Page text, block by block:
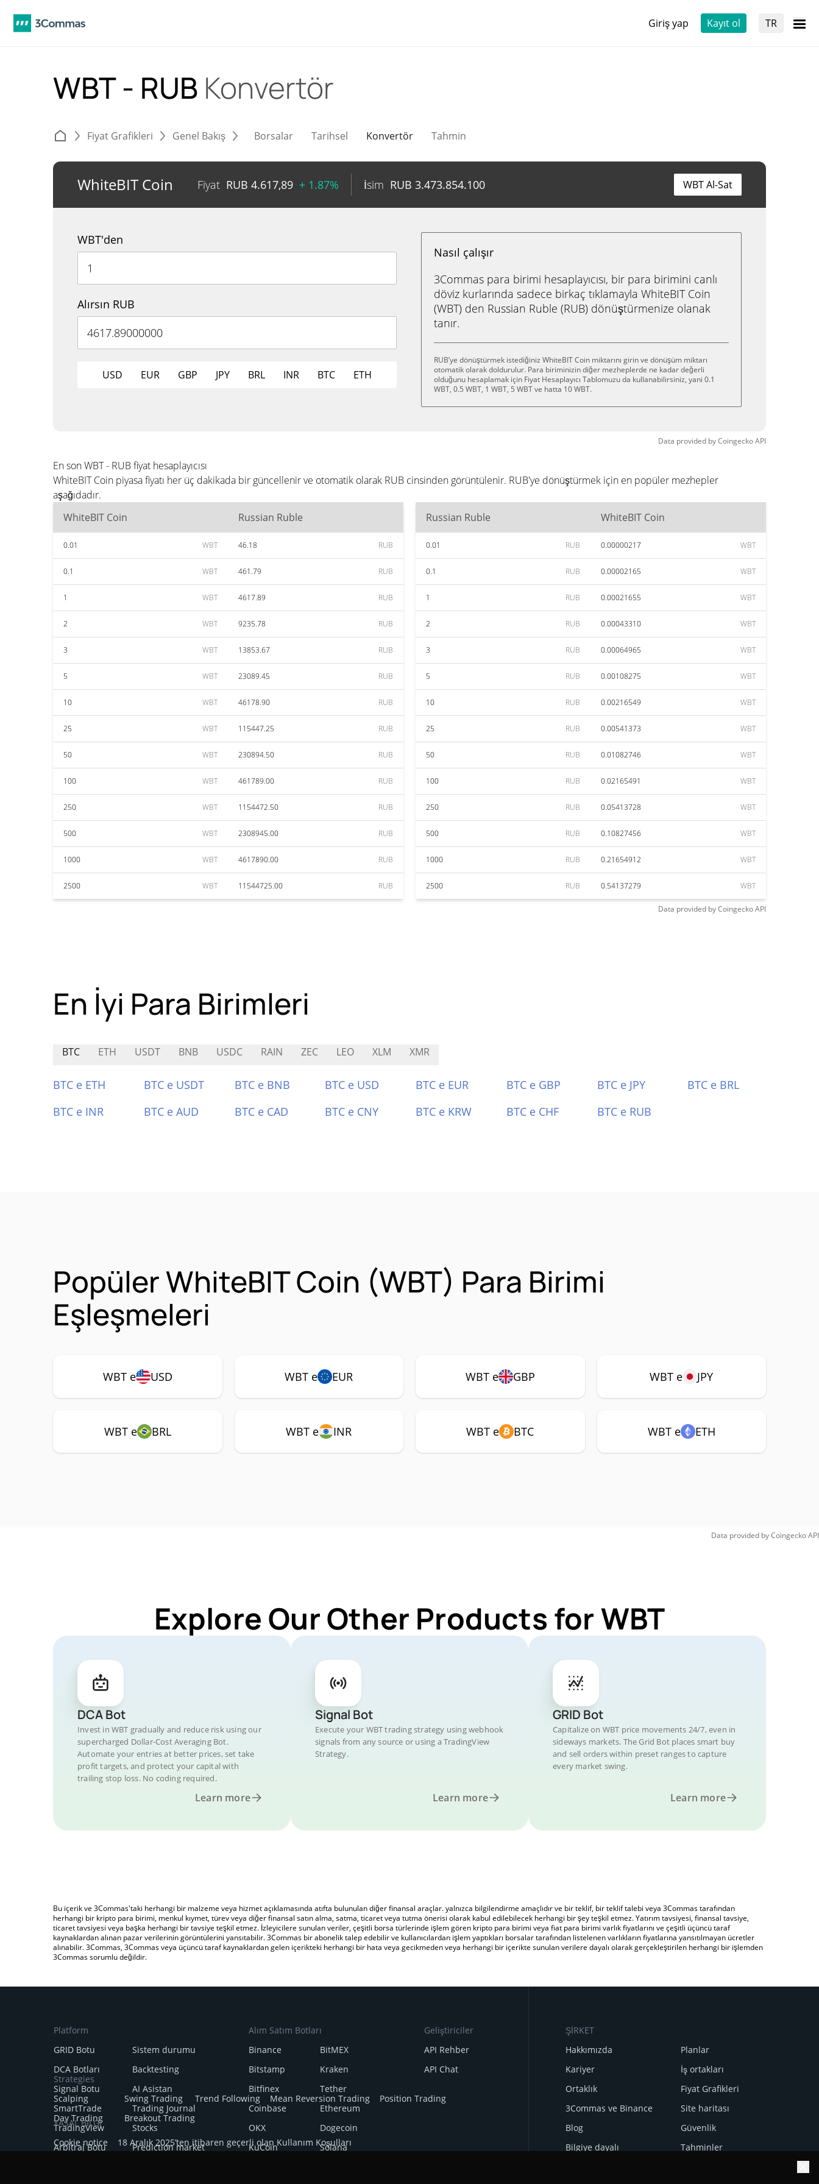
Giriş yap Kayıt ol TR
WBT - RUB Konvertör
Fiyat Grafikleri Genel Bakış Borsalar Tarihsel Konvertör Tahmin
WhiteBIT Coin Fiyat RUB 4.617,89 + 1.87% İsim RUB 3.473.854.100 WBT Al-Sat
WBT'den
Alırsın RUB
USD EUR GBP JPY BRL INR BTC ETH
Nasıl çalışır
3Commas para birimi hesaplayıcısı, bir para birimini canlı
döviz kurlarında sadece birkaç tıklamayla WhiteBIT Coin
(WBT) den Russian Ruble (RUB) dönüştürmenize olanak
tanır.
RUB’ye dönüştürmek istediğiniz WhiteBIT Coin miktarını girin ve dönüşüm miktarı
otomatik olarak doldurulur. Para biriminizin diğer mezheplerde ne kadar değerli
olduğunu hesaplamak için Fiyat Hesaplayıcı Tablomuzu da kullanabilirsiniz, yani 0.1
WBT, 0.5 WBT, 1 WBT, 5 WBT ve hatta 10 WBT.
Data provided byCoingeckoAPI
En son WBT - RUB fiyat hesaplayıcısı
WhiteBIT Coin piyasa fiyatı her üç dakikada bir güncellenir ve otomatik olarak RUB cinsinden görüntülenir. RUB'ye dönüştürmek için en popüler mezhepler
aşağıdadır.
WhiteBIT Coin
Russian Ruble
0.01 WBT 46.18 RUB
0.1 WBT 461.79 RUB
1 WBT 4617.89 RUB
2 WBT 9235.78 RUB
3 WBT 13853.67 RUB
5 WBT 23089.45 RUB
10 WBT 46178.90 RUB
25 WBT 115447.25 RUB
50 WBT 230894.50 RUB
100 WBT 461789.00 RUB
250 WBT 1154472.50 RUB
500 WBT 2308945.00 RUB
1000 WBT 4617890.00 RUB
2500 WBT 11544725.00 RUB
Russian Ruble WhiteBIT Coin
0.01 RUB 0.00000217 WBT
0.1 RUB 0.00002165 WBT
1 RUB 0.00021655 WBT
2 RUB 0.00043310 WBT
3 RUB 0.00064965 WBT
5 RUB 0.00108275 WBT
10 RUB 0.00216549 WBT
25 RUB 0.00541373 WBT
50 RUB 0.01082746 WBT
100 RUB 0.02165491 WBT
250 RUB 0.05413728 WBT
500 RUB 0.10827456 WBT
1000 RUB 0.21654912 WBT
2500 RUB 0.54137279 WBT
Data provided byCoingeckoAPI
En İyi Para Birimleri
BTC ETH USDT BNB USDC RAIN ZEC LEO XLM XMR
BTC e ETH BTC e USDT BTC e BNB BTC e USD BTC e EUR BTC e GBP BTC e JPY
BTC e BRL
BTC e INR
BTC e AUD BTC e CAD BTC e CNY BTC e KRW BTC e CHF BTC e RUB
Popüler WhiteBIT Coin (WBT) Para Birimi
Eşleşmeleri
WBT e USD WBT e EUR WBT e GBP WBT e JPY
WBT e BRL WBT e INR WBT e BTC WBT e ETH
Data provided byCoingeckoAPI
Explore Our Other Products for WBT
DCA Bot
Invest in WBT gradually and reduce risk using our
supercharged Dollar-Cost Averaging Bot.
Automate your entries at better prices, set take
profit targets, and protect your capital with
trailing stop loss. No coding required.
Learn more
Signal Bot
Execute your WBT trading strategy using webhook
signals from any source or using a TradingView
Strategy.
Learn more
GRID Bot
Capitalize on WBT price movements 24/7, even in
sideways markets. The Grid Bot places smart buy
and sell orders within preset ranges to capture
every market swing.
Learn more
Bu içerik ve 3Commas'taki herhangi bir malzeme veya hizmet açıklamasında atıfta bulunulan diğer finansal araçlar. yalnızca bilgilendirme amaçlıdır ve bir teklif, bir teklif talebi veya 3Commas tarafından
herhangi bir kripto para birimi, menkul kıymet, türev veya diğer finansal satın alma, satma, ticaret veya tutma önerisi olarak kabul edilebilecek herhangi bir şey teşkil etmez. Yatırım tavsiyesi, finansal tavsiye,
ticaret tavsiyesi veya başka herhangi bir tavsiye teşkil etmez. İzleyicilere sunulan veriler, çeşitli borsa türlerinde işlem gören kripto para birimi veya fiat para birimi varlık fiyatlarını ve çeşitli üçüncü taraf
kaynaklardan alınan pazar verilerinin görüntülerini yansıtabilir. 3Commas bir abonelik talep edebilir ve kullanıcılardan işlem yaptıkları borsalar tarafından listelenen varlıkların fiyatlarına yansıtılmayan ücretler
alınabilir. 3Commas, 3Commas veya üçüncü taraf kaynaklardan gelen içerikteki herhangi bir hata veya gecikmeden veya herhangi bir içerikte sunulan verilere dayalı olarak gerçekleştirilen herhangi bir işlemden
3Commas sorumlu değildir.
Platform
GRID Botu
DCA Botları
Signal Botu
SmartTrade
TradingView
Arbitraj Botu
Sistem durumu
Backtesting
AI Asistan
Trading Journal
Stocks
Prediction market
Alım Satım Botları
Binance
Bitstamp
Bitfinex
Coinbase
OKX
KuCoin
BitMEX
Kraken
Tether
Ethereum
Dogecoin
Solana
Geliştiriciler
API Rehber
API Chat
Strategies
Scalping
Swing Trading Trend Following Mean Reversion Trading
Position Trading
Day Trading
Breakout Trading
YASAL BİLGİ
Cookie notice
18 Aralık 2025’ten itibaren geçerli olan Kullanım Koşulları
ŞİRKET
Hakkımızda
Kariyer
Ortaklık
3Commas ve Binance
Blog
Bilgiye dayalı
Planlar
İş ortakları
Fiyat Grafikleri
Site haritası
Güvenlik
Tahminler